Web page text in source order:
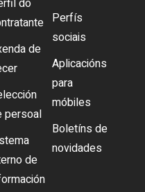
de
persoal
de
Perfís
sociais
Aplicacións
para
móbiles
Boletíns de
novidades